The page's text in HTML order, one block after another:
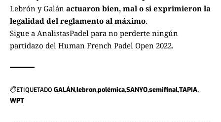
Lebrón y Galán actuaron bien, mal o si exprimieron la
legalidad del reglamento al máximo.
Sigue a AnalistasPadel para no perderte ningún
partidazo del Human French Padel Open 2022.
ETIQUETADO GALÁNlebronpolémicaSANYOsemifinalTAPIA
WPT